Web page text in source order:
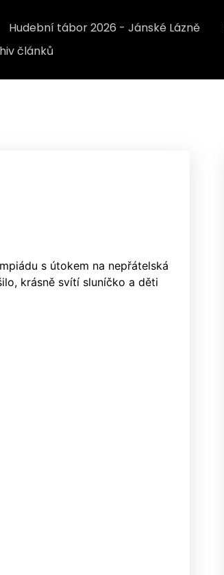
Hudební tábor 2026 - Jánské Lázně
článků
s útokem na nepřátelská
krásně svítí sluníčko a děti